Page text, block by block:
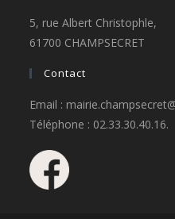
5, rue Albert Christophle,
61700 CHAMPSECRET
Contact
Email :
Téléphone : 02.33.30.40.16.